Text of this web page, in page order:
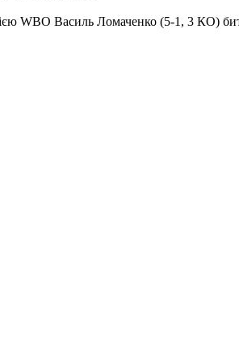
WBO Василь Ломаченко (5-1, 3 КО)